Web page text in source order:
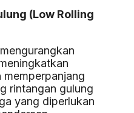
(Low Rolling
rintangan gulung
yang diperlukan